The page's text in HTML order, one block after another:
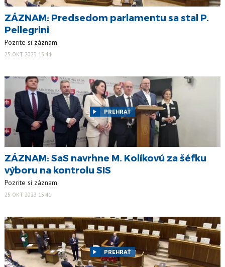
ZÁZNAM: Predsedom parlamentu sa stal P.
Pellegrini
Pozrite si záznam.
25 OKT 2023 15:44
PREHRAŤ
ZÁZNAM: SaS navrhne M. Kolíkovú za šéfku
výboru na kontrolu SIS
Pozrite si záznam.
25 OKT 2023 15:41
PREHRAŤ